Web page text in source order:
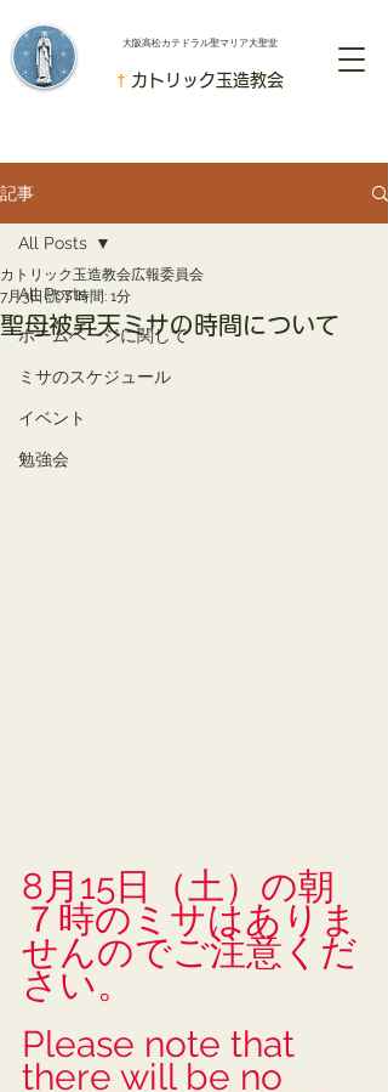
† カトリック玉造教会
​大阪高松カテドラル聖マリア大聖堂
記事
All Posts
ホームページに関して
ミサのスケジュール
イベント
勉強会
All Posts
聖母被昇天ミサの時間について
カトリック玉造教会広報委員会
7月3日 読了時間: 1分
8月15日（土）の朝
７時のミサはありま
せんのでご注意くだ
さい。
Please note that
there will be no